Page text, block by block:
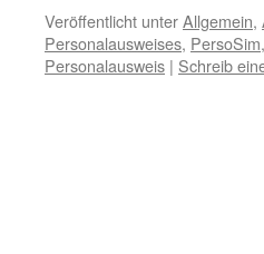
Veröffentlicht unterAllgemein,
Personalausweises, PersoSim,
Personalausweis | Schreib